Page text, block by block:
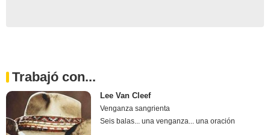
Trabajó con...
Lee Van Cleef
Venganza sangrienta
Seis balas... una venganza... una oración